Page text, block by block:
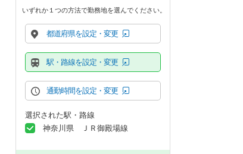
いずれか１つの方法で勤務地を選んでください。
都道府県を設定・変更
駅・路線を設定・変更
通勤時間を設定・変更
選択された駅・路線
神奈川県 ＪＲ御殿場線